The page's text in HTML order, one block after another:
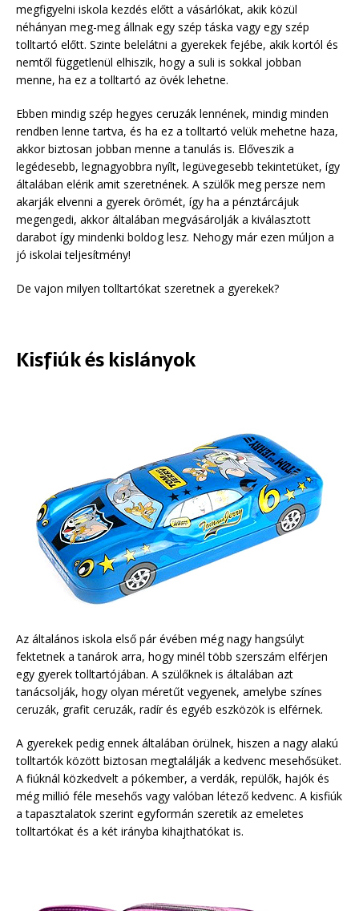
megfigyelni iskola kezdés előtt a vásárlókat, akik közül
néhányan meg-meg állnak egy szép táska vagy egy szép
tolltartó előtt. Szinte belelátni a gyerekek fejébe, akik kortól és
nemtől függetlenül elhiszik, hogy a suli is sokkal jobban
menne, ha ez a tolltartó az övék lehetne.
Ebben mindig szép hegyes ceruzák lennének, mindig minden
rendben lenne tartva, és ha ez a tolltartó velük mehetne haza,
akkor biztosan jobban menne a tanulás is. Előveszik a
legédesebb, legnagyobbra nyílt, legüvegesebb tekintetüket, így
általában elérik amit szeretnének. A szülők meg persze nem
akarják elvenni a gyerek örömét, így ha a pénztárcájuk
megengedi, akkor általában megvásárolják a kiválasztott
darabot így mindenki boldog lesz. Nehogy már ezen múljon a
jó iskolai teljesítmény!
De vajon milyen tolltartókat szeretnek a gyerekek?
Kisfiúk és kislányok
Az általános iskola első pár évében még nagy hangsúlyt
fektetnek a tanárok arra, hogy minél több szerszám elférjen
egy gyerek tolltartójában. A szülőknek is általában azt
tanácsolják, hogy olyan méretűt vegyenek, amelybe színes
ceruzák, grafit ceruzák, radír és egyéb eszközök is elférnek.
A gyerekek pedig ennek általában örülnek, hiszen a nagy alakú
tolltartók között biztosan megtalálják a kedvenc mesehősüket.
A fiúknál közkedvelt a pókember, a verdák, repülők, hajók és
még millió féle mesehős vagy valóban létező kedvenc. A kisfiúk
a tapasztalatok szerint egyformán szeretik az emeletes
tolltartókat és a két irányba kihajthatókat is.